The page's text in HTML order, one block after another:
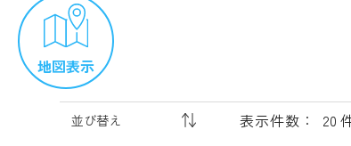
地図表示
表示件数：